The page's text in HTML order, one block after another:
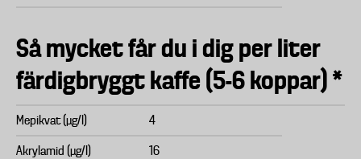
Så mycket får du i dig per liter
färdigbryggt kaffe (5-6 koppar) *
Mepikvat (µg/l) 4
Akrylamid (µg/l) 16